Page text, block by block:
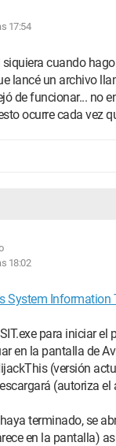
17:54
cuando
lancé un archivo
de funcionar... no
ocurre cada vez
18:02
System Information
para iniciar el
en la pantalla de
(versión
(autoriza
terminado, se
en la pantalla)